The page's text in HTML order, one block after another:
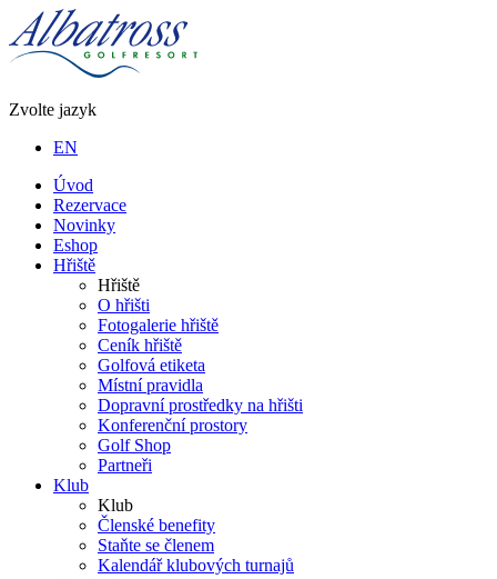
Zvolte jazyk
EN
Úvod
Rezervace
Novinky
Eshop
Hřiště
Hřiště
O hřišti
Fotogalerie hřiště
Ceník hřiště
Golfová etiketa
Místní pravidla
Dopravní prostředky na hřišti
Konferenční prostory
Golf Shop
Partneři
Klub
Klub
Členské benefity
Staňte se členem
Kalendář klubových turnajů